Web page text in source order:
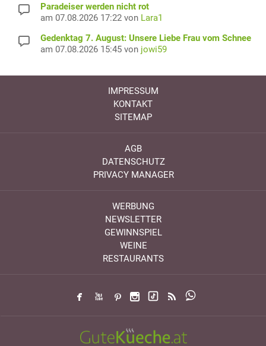
Paradeiser werden nicht rot
am 07.08.2026 17:22 von Lara1
Gedenktag 7. August: Unsere Liebe Frau vom Schnee
am 07.08.2026 15:45 von jowi59
IMPRESSUM
KONTAKT
SITEMAP
AGB
DATENSCHUTZ
PRIVACY MANAGER
WERBUNG
NEWSLETTER
GEWINNSPIEL
WEINE
RESTAURANTS